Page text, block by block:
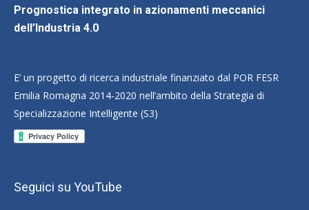
Prognostica integrato in azionamenti meccanici
dell’Industria 4.0
E’ un progetto di ricerca industriale finanziato dal POR FESR
Emilia Romagna 2014-2020 nell’ambito della Strategia di
Specializzazione Intelligente (S3)
Seguici su YouTube